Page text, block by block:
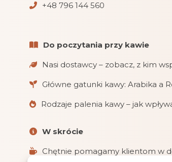
+48 796 144 560
Do poczytania przy kawie
Nasi dostawcy – zobacz, z kim
Główne gatunki kawy: Arabika a
Rodzaje palenia kawy – jak
W skrócie
Chętnie pomagamy klientom w